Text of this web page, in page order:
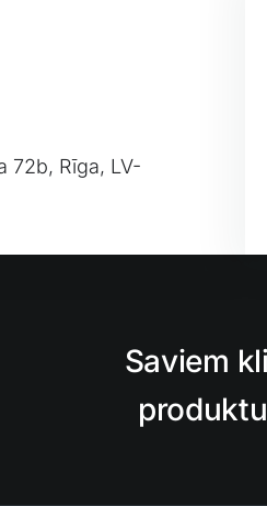
72b, Rīga, LV-
Saviem